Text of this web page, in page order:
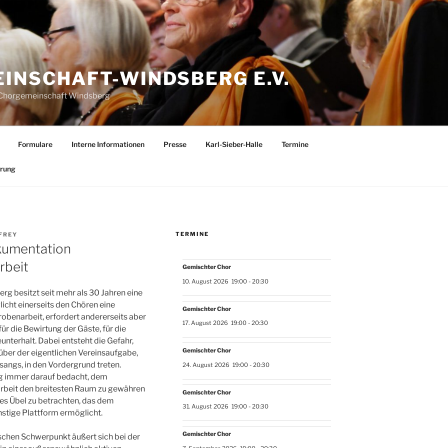
WINDSBERG E.V.
Windsberg
Formulare Interne Informationen Presse Karl-Sieber-Halle Termine
besitzt seit mehr als 30 Jahren eine
einerseits den Chören eine
erfordert andererseits aber
die Bewirtung der Gäste, für die
Dabei entsteht die Gefahr,
der eigentlichen Vereinsaufgabe,
in den Vordergrund treten.
immer darauf bedacht, dem
den breitesten Raum zu gewähren
Übel zu betrachten, das dem
Plattform ermöglicht.
Schwerpunkt äußert sich bei der
TERMINE
Gemischter Chor
10. August 2026 19:00- 20:30
Gemischter Chor
17. August 2026 19:00- 20:30
Gemischter Chor
24. August 2026 19:00- 20:30
Gemischter Chor
31. August 2026 19:00- 20:30
Gemischter Chor